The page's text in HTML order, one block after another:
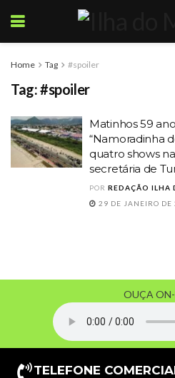
Home Tag #spoiler
Tag:#spoiler
Matinhos 59
“Namoradinha
quatro shows
secretária de
POR REDAÇÃO ILHA
29 DE JANEIRO DE
OUÇA
TELEFONE